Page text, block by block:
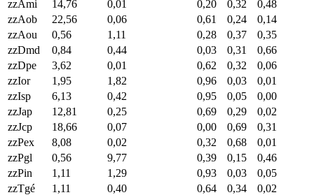
zzAmi
14,76 0,01 0,20 0,32
0,48
zzAob
22,56 0,06 0,61 0,24
0,14
zzAou
0,56 1,11 0,28 0,37
0,35
zzDmd
0,84 0,44 0,03 0,31
0,66
zzDpe
3,62 0,01 0,62 0,32
0,06
zzIor
1,95 1,82 0,96 0,03
0,01
zzIsp
6,13 0,42 0,95 0,05
0,00
zzJap
12,81 0,25 0,69 0,29
0,02
zzJcp
18,66 0,07 0,00 0,69
0,31
zzPex
8,08 0,02 0,32 0,68
0,01
zzPgl
0,56 9,77 0,39 0,15
0,46
zzPin
1,11 1,29 0,93 0,03
0,05
zzTgé
1,11 0,40 0,64 0,34 0,02